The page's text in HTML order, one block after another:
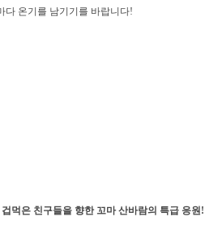
다 온기를 남기기를 바랍니다!
먹은 친구들을 향한 꼬마 산바람의 특급 응원!